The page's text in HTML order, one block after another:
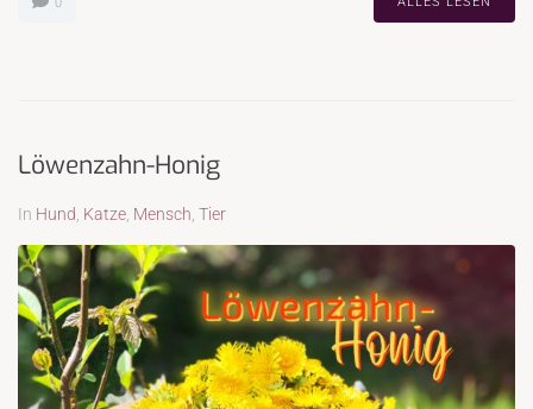
Löwenzahn-Honig
In Hund Katze Mensch Tier